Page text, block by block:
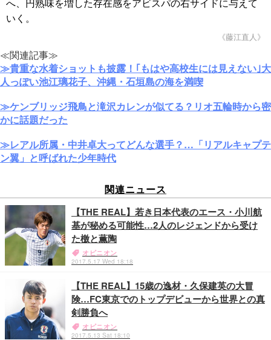
いく。
《藤江直人》
≪関連記事≫
≫貴重な水着ショットも披露！｢もはや高校生には見えない｣大
人っぽい池江璃花子、沖縄・石垣島の海を満喫
≫ケンブリッジ飛鳥と滝沢カレンが似てる？リオ五輪時から密
かに話題だった
≫レアル所属・中井卓大ってどんな選手？…「リアルキャプテ
ン翼」と呼ばれた少年時代
関連ニュース
【THE REAL】若き日本代表のエース・小川航
基が秘める可能性…2人のレジェンドから受け
た檄と薫陶
オピニオン
2017.5.17 Wed 18:18
【THE REAL】15歳の逸材・久保建英の大冒
険…FC東京でのトップデビューから世界との真
剣勝負へ
オピニオン
2017.5.13 Sat 18:10